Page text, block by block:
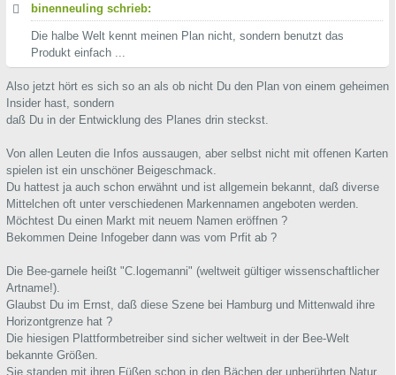
binenneuling schrieb:
Die halbe Welt kennt meinen Plan nicht, sondern benutzt das
Produkt einfach ...
Also jetzt hört es sich so an als ob nicht Du den Plan von einem geheimen
Insider hast, sondern
daß Du in der Entwicklung des Planes drin steckst.
Von allen Leuten die Infos aussaugen, aber selbst nicht mit offenen Karten
spielen ist ein unschöner Beigeschmack.
Du hattest ja auch schon erwähnt und ist allgemein bekannt, daß diverse
Mittelchen oft unter verschiedenen Markennamen angeboten werden.
Möchtest Du einen Markt mit neuem Namen eröffnen ?
Bekommen Deine Infogeber dann was vom Prfit ab ?
Die Bee-garnele heißt "C.logemanni" (weltweit gültiger wissenschaftlicher
Artname!).
Glaubst Du im Ernst, daß diese Szene bei Hamburg und Mittenwald ihre
Horizontgrenze hat ?
Die hiesigen Plattformbetreiber sind sicher weltweit in der Bee-Welt
bekannte Größen.
Sie standen mit ihren Füßen schon in den Bächen der unberührten Natur